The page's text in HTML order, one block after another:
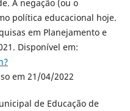
A negação (ou o
política educacional hoje.
em Planejamento e
Disponível em:
em 21/04/2022
de Educação de